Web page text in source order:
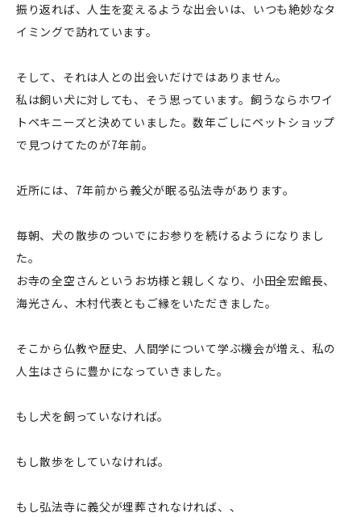
振り返れば、人生を変えるような出会いは、いつも絶妙なタ
イミングで訪れています。
そして、それは人との出会いだけではありません。
私は飼い犬に対しても、そう思っています。飼うならホワイ
トペキニーズと決めていました。数年ごしにペットショップ
で見つけてたのが7年前。
近所には、7年前から義父が眠る弘法寺があります。
毎朝、犬の散歩のついでにお参りを続けるようになりまし
た。
お寺の全空さんというお坊様と親しくなり、小田全宏館長、
海光さん、木村代表ともご縁をいただきました。
そこから仏教や歴史、人間学について学ぶ機会が増え、私の
人生はさらに豊かになっていきました。
もし犬を飼っていなければ。
もし散歩をしていなければ。
もし弘法寺に義父が埋葬されなければ、、